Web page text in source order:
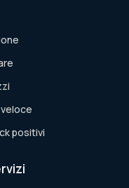
positivi